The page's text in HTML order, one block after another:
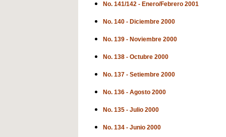
No. 141/142 - Enero/Febrero 2001
No. 140 - Diciembre 2000
No. 139 - Noviembre 2000
No. 138 - Octubre 2000
No. 137 - Setiembre 2000
No. 136 - Agosto 2000
No. 135 - Julio 2000
No. 134 - Junio 2000